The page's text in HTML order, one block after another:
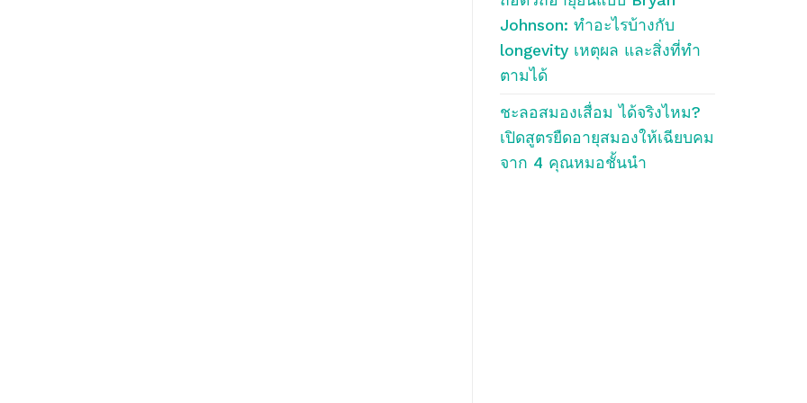
Johnson: ทำอะไรบ้างกับ
longevity เหตุผล และสิ่งที่ทำ
ตามได้
ชะลอสมองเสื่อม ได้จริงไหม?
เปิดสูตรยืดอายุสมองให้เฉียบคม
จาก 4 คุณหมอชั้นนำ